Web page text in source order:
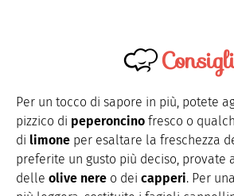
Per un tocco di sapore in più, potete
pizzico di peperoncino fresco o
di limone per esaltare la freschezza
preferite un gusto più deciso, provate
delle olive nere o dei capperi. Per